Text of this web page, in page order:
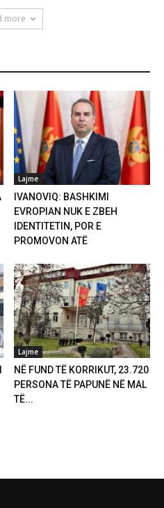
more
Lajme
IVANOVIQ: BASHKIMI
EVROPIAN NUK E ZBEH
IDENTITETIN, POR E
PROMOVON ATË
Lajme
NË FUND TË KORRIKUT, 23.720
PERSONA TË PAPUNË NË MAL
TË...